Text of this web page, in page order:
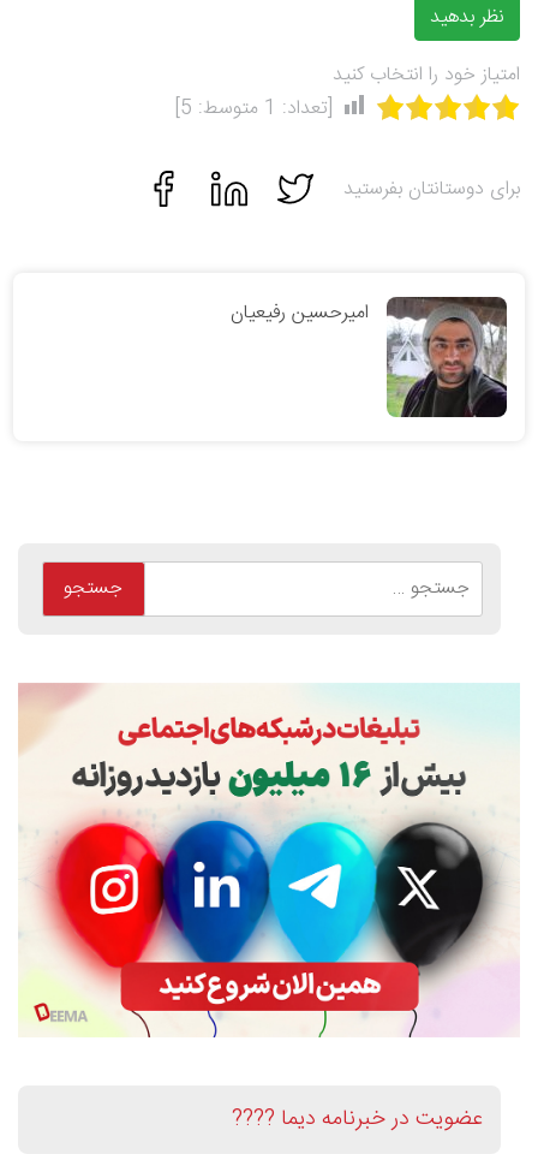
نظر بدهید
امتیاز خود را انتخاب کنید
[تعداد: 1 متوسط: 5
]
برای دوستانتان بفرستید
امیرحسین رفیعیان
جستجو
برای:
عضویت در خبرنامه دیما ????